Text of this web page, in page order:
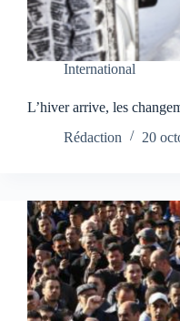
International
L’hiver arrive, les
Rédaction
20